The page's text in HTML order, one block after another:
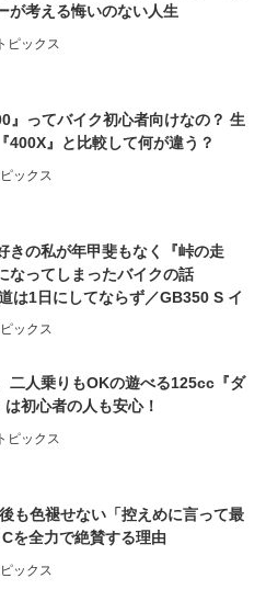
が考える悔いのない人生
トピックス
』ってバイク初心者向けなの？ 生
400X』と比較して何が違う？
ピックス
きの私が年甲斐もなく『峠の走
なってしまったバイクの話
は1日にしてならず／GB350 S イ
ュー 前編】
ピックス
二人乗りもOKの遊べる125cc『ダ
初心者の人も安心！
トピックス
も色褪せない「控えめに言って最
を全力で絶賛する理由
ピックス